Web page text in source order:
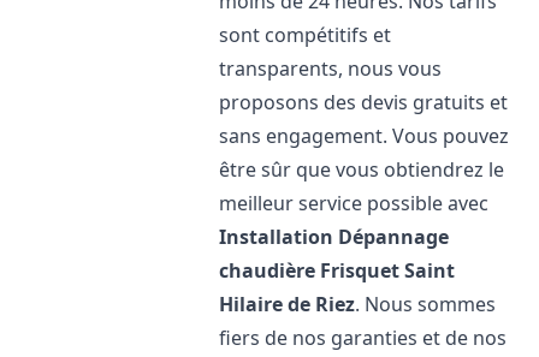
sont compétitifs et
transparents, nous vous
proposons des devis gratuits et
sans engagement. Vous pouvez
être sûr que vous obtiendrez le
meilleur service possible avec
Installation Dépannage
chaudière FrisquetSaint
Hilaire de Riez. Nous sommes
fiers de nos garanties et de nos